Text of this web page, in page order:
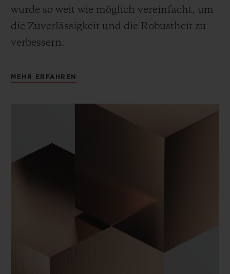
wurde so weit wie möglich vereinfacht, um
die Zuverlässigkeit und die Robustheit zu
verbessern.
MEHR ERFAHREN